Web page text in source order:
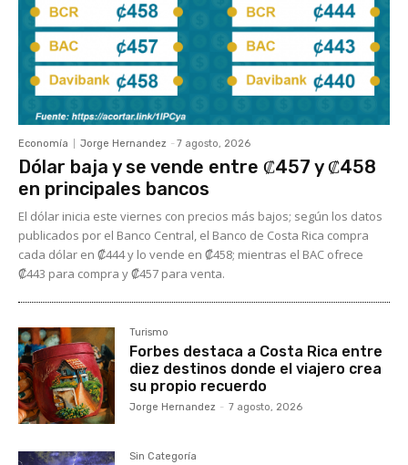
Economía Jorge Hernandez - 7 agosto, 2026
Dólar baja y se vende entre ₡457 y ₡458
en principales bancos
El dólar inicia este viernes con precios más bajos; según los datos
publicados por el Banco Central, el Banco de Costa Rica compra
cada dólar en ₡444 y lo vende en ₡458; mientras el BAC ofrece
₡443 para compra y ₡457 para venta.
Turismo
Forbes destaca a Costa Rica entre
diez destinos donde el viajero crea
su propio recuerdo
Jorge Hernandez - 7 agosto, 2026
Sin Categoría